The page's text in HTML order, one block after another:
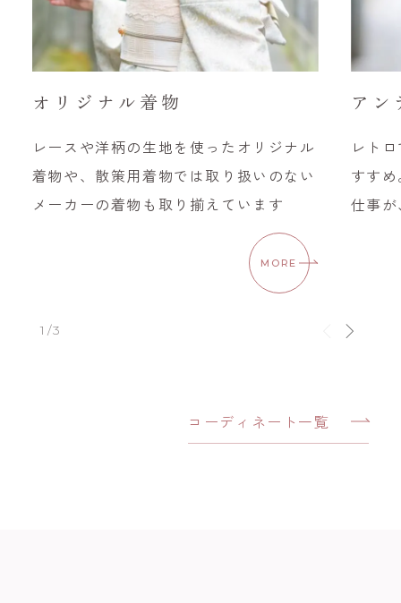
オリジナル着物
レースや洋柄の生地を使ったオリジナル
着物や、散策用着物では取り扱いのない
メーカーの着物も取り揃えています
MORE
ア
レト
すす
仕事
1/3
コーディネート一覧